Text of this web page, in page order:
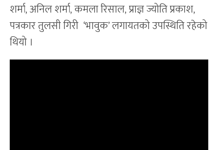
शर्मा, अनिल शर्मा, कमला रिसाल, प्राज्ञ ज्योति प्रकाश,
पत्रकार तुलसी गिरी ‘भावुक’ लगायतको उपस्थिति रहेको
थियो ।